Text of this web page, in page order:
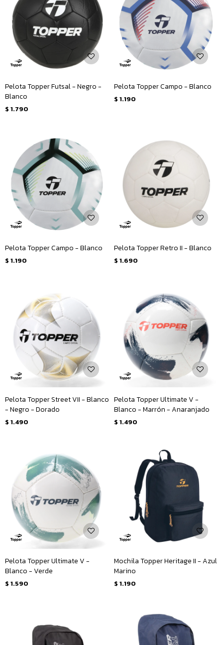
Pelota Topper Futsal - Negro -
Blanco
$ 1.790
Pelota Topper Campo - Blanco
$ 1.190
Pelota Topper Campo - Blanco
$ 1.190
Pelota Topper Retro II - Blanco
$ 1.690
Pelota Topper Street VII - Blanco
- Negro - Dorado
$ 1.490
Pelota Topper Ultimate V -
Blanco - Marrón - Anaranjado
$ 1.490
Pelota Topper Ultimate V -
Blanco - Verde
$ 1.590
Mochila Topper Heritage II - Azul
Marino
$ 1.190